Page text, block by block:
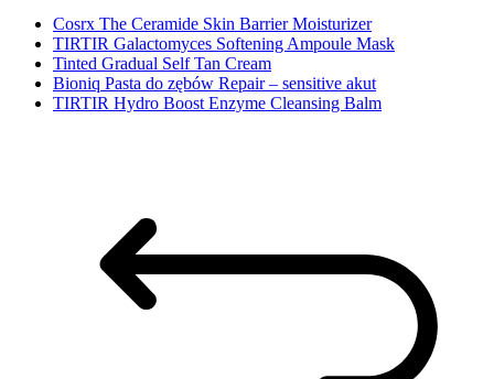
Cosrx The Ceramide Skin Barrier Moisturizer
TIRTIR Galactomyces Softening Ampoule Mask
Tinted Gradual Self Tan Cream
Bioniq Pasta do zębów Repair – sensitive akut
TIRTIR Hydro Boost Enzyme Cleansing Balm